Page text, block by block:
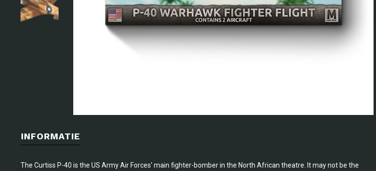
INFORMATIE
The Curtiss P-40 is the US Army Air Forces' main fighter-bomber in the North African theatre. It may not be the